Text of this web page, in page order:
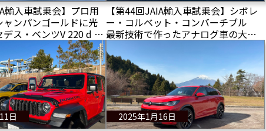
輸入車試乗会】プロ用
ンパンゴールドに光
デス・ベンツV 220 d エ
ブロングに試乗＆レポ
【第44回JAIA輸入車試乗会】シボレ
ー・コルベット・コンバーチブル
最新技術で作ったアナログ車の大傑
日 2025年1月16日